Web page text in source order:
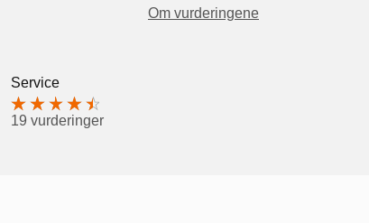
Om vurderingene
Service
19 vurderinger